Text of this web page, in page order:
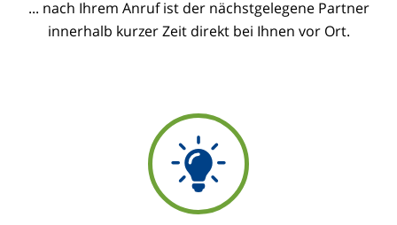
... nach Ihrem Anruf ist der nächstgelegene Partner
innerhalb kurzer Zeit direkt bei Ihnen vor Ort.